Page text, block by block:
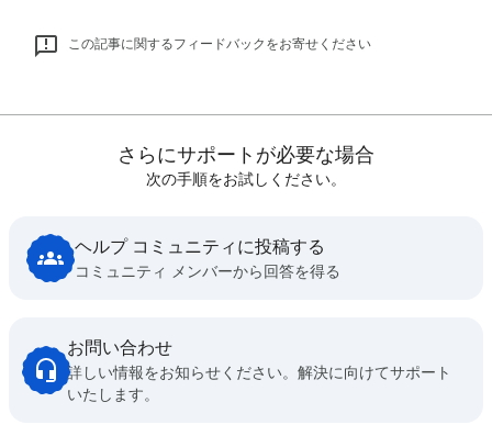
この記事に関するフィードバックをお寄せください
さらにサポートが必要な場合
次の手順をお試しください。
ヘルプ コミュニティに投稿する
コミュニティ メンバーから回答を得る
お問い合わせ
詳しい情報をお知らせください。解決に向けてサポート
いたします。